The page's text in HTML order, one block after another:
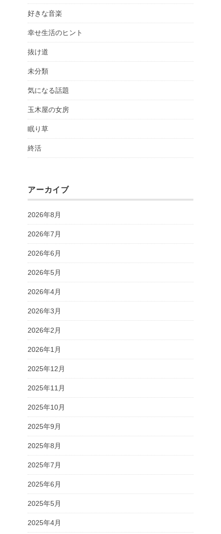
好きな音楽
幸せ生活のヒント
抜け道
未分類
気になる話題
玉木屋の女房
眠り草
終活
アーカイブ
2026年8月
2026年7月
2026年6月
2026年5月
2026年4月
2026年3月
2026年2月
2026年1月
2025年12月
2025年11月
2025年10月
2025年9月
2025年8月
2025年7月
2025年6月
2025年5月
2025年4月